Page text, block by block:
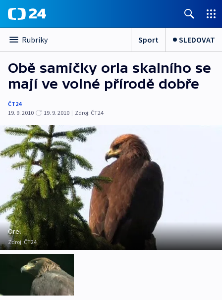
Rubriky Sport SLEDOVAT
Obě samičky orla skalního se
mají ve volné přírodě dobře
ČT24
19. 9. 2010
19. 9. 2010 | Zdroj: ČT24
Orel
Zdroj:ČT24